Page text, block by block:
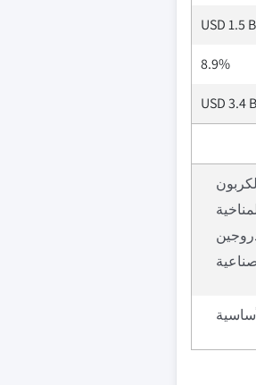
USD 1.5
8.9%
USD 3.4